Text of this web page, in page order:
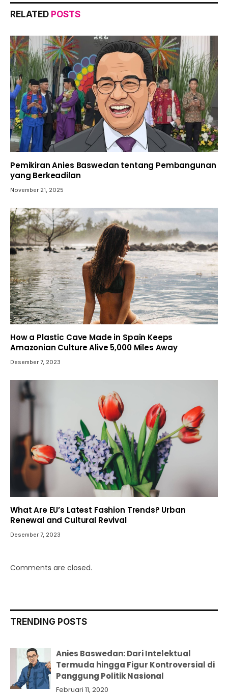
RELATED POSTS
Pemikiran Anies Baswedan tentang Pembangunan
yang Berkeadilan
November 21, 2025
How a Plastic Cave Made in Spain Keeps
Amazonian Culture Alive 5,000 Miles Away
Desember 7, 2023
What Are EU’s Latest Fashion Trends? Urban
Renewal and Cultural Revival
Desember 7, 2023
Comments are closed.
TRENDING POSTS
Anies Baswedan: Dari Intelektual
Termuda hingga Figur Kontroversial di
Panggung Politik Nasional
Februari 11, 2020